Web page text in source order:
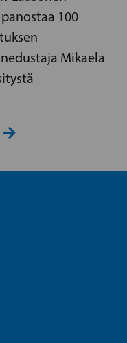
100
Mikaela